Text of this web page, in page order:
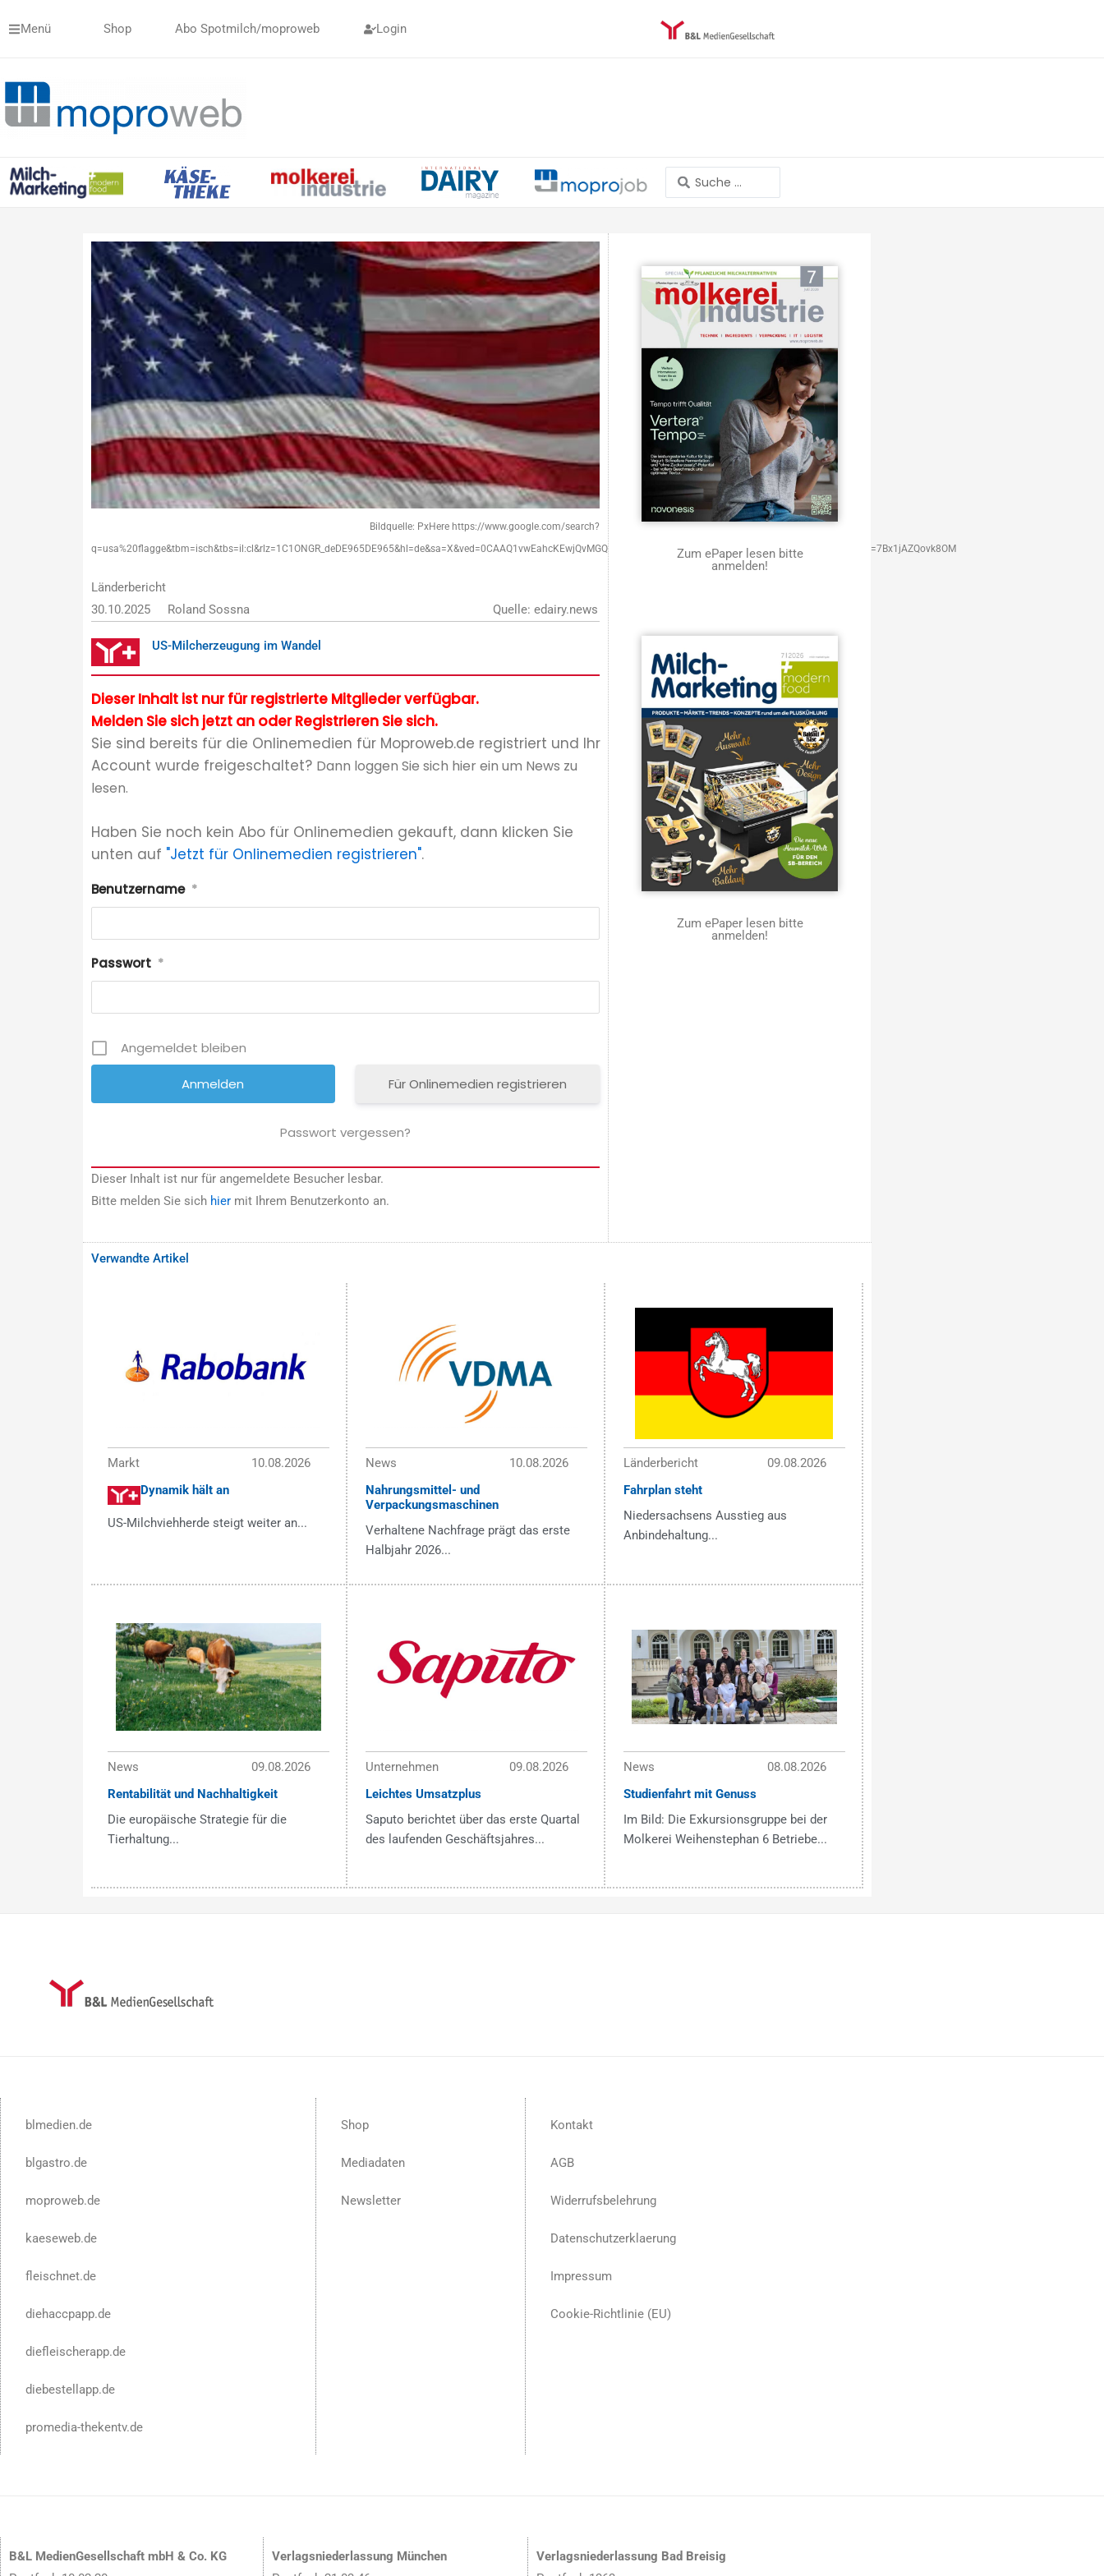
InhaltMenü Shop Abo Spotmilch/moproweb Login
Search
...
Bildquelle: PxHere https://www.google.com/search?
q=usa%20flagge&tbm=isch&tbs=il:cl&rlz=1C1ONGR_deDE965DE965&hl=de&sa=X&ved=0CAAQ1vwEahcKEwjQvMGQsbv1AhUAAAAAHQAAAAAQAg&biw=1903&bih=880#imgrc=7Bx1jAZQovk8OM
Länderbericht
30.10.2025
Roland Sossna Quelle: edairy.news
US-Milcherzeugung im Wandel
Dieser Inhalt ist nur für registrierte Mitglieder verfügbar.
Melden Sie sich jetzt an oder Registrieren Sie sich.
Sie sind bereits für die Onlinemedien für Moproweb.de registriert und Ihr
Account wurde freigeschaltet? Dann loggen Sie sich hier ein um News zu
lesen.
Haben Sie noch kein Abo für Onlinemedien gekauft, dann klicken Sie
unten auf "Jetzt für Onlinemedien registrieren".
Benutzername *
Passwort *
Angemeldet bleiben
Für Onlinemedien registrieren
Passwort vergessen?
Dieser Inhalt ist nur für angemeldete Besucher lesbar.
Bitte melden Sie sich hiermit Ihrem Benutzerkonto an.
Zum ePaper lesen bitte
anmelden!
Zum ePaper lesen bitte
anmelden!
Verwandte Artikel
Markt
10.08.2026
Dynamik hält an
US-Milchviehherde steigt weiter an...
News
10.08.2026
Nahrungsmittel- und
Verpackungsmaschinen
Verhaltene Nachfrage prägt das erste
Halbjahr 2026...
Länderbericht
09.08.2026
Fahrplan steht
Niedersachsens Ausstieg aus
Anbindehaltung...
News
09.08.2026
Rentabilität und Nachhaltigkeit
Die europäische Strategie für die
Tierhaltung...
Unternehmen
09.08.2026
Leichtes Umsatzplus
Saputo berichtet über das erste Quartal
des laufenden Geschäftsjahres...
News
08.08.2026
Studienfahrt mit Genuss
Im Bild: Die Exkursionsgruppe bei der
Molkerei Weihenstephan 6 Betriebe...
blmedien.de
blgastro.de
moproweb.de
kaeseweb.de
fleischnet.de
diehaccpapp.de
diefleischerapp.de
diebestellapp.de
promedia-thekentv.de
Shop
Mediadaten
Newsletter
Kontakt
AGB
Widerrufsbelehrung
Datenschutzerklaerung
Impressum
Cookie-Richtlinie (EU)
B&L MedienGesellschaft mbH & Co. KG
Verlagsniederlassung München
Verlagsniederlassung Bad Breisig